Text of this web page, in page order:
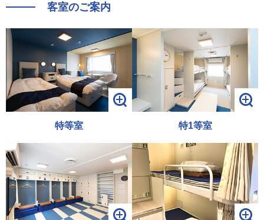
客室のご案内
特等室 特1等室